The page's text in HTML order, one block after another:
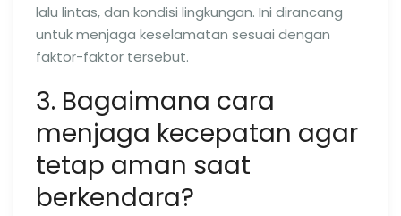
lalu lintas, dan kondisi lingkungan. Ini dirancang
untuk menjaga keselamatan sesuai dengan
faktor-faktor tersebut.
3. Bagaimana cara
menjaga kecepatan agar
tetap aman saat
berkendara?